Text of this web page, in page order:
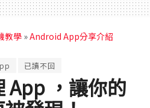
教學 »Android App分享介紹
已讀不回
App ，讓你的